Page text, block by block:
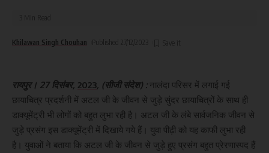
Khilawan Singh Chouhan
रायपुर। 27 दिसंबर, 2023, (सीजी संदेश) :नालंदा परिसर में लगाई गई
छायाचित्र प्रदर्शनी में अटल जी के जीवन से जुड़े सुंदर छायाचित्रों के साथ ही
डाक्यूमेंट्री भी लोगों को बहुत लुभा रही है। अटल जी के लंबे सार्वजनिक जीवन से
जुड़े प्रसंग इस डाक्यूमेंट्री में दिखाये गये हैं। युवा पीढ़ी को यह काफी लुभा रही
है। युवाओं ने बताया कि अटल जी के जीवन से जुड़े हुए प्रसंग बहुत प्रेरणास्पद हैं